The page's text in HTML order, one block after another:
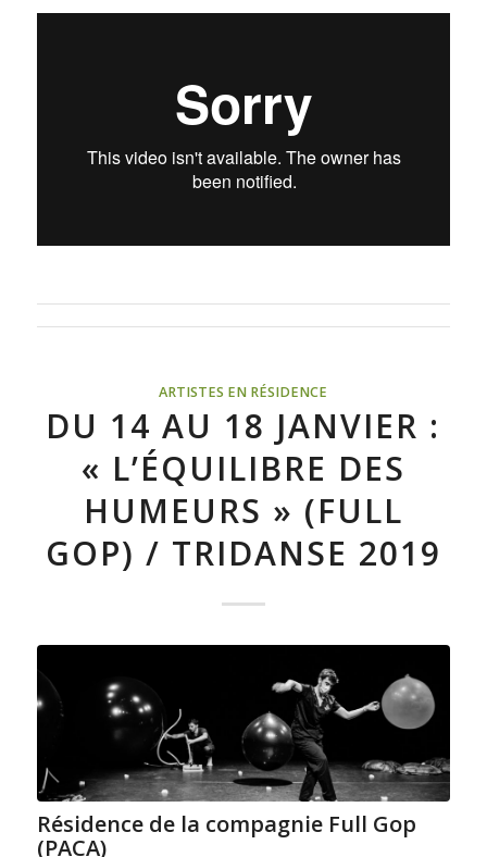
ARTISTES EN RÉSIDENCE
DU 14 AU 18 JANVIER :
« L’ÉQUILIBRE DES
HUMEURS » (FULL
GOP) / TRIDANSE 2019
Résidence de la compagnie Full Gop
(PACA)